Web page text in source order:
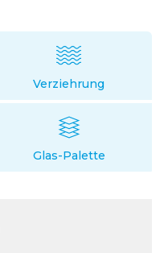
Verziehrung
Glas-Palette